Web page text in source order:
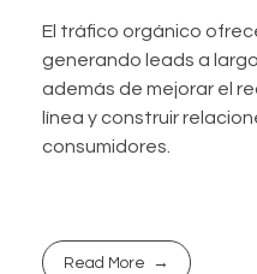
El tráfico orgánico
generando leads a
además de mejorar el
línea y construir
consumidores.
Read More